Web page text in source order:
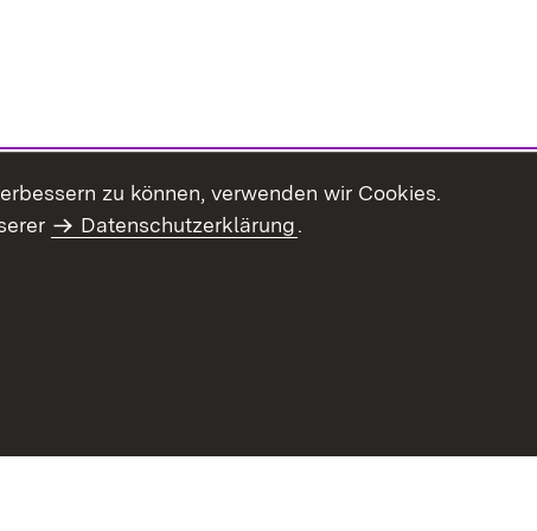
zu können, verwenden wir Cookies.
Datenschutzerklärung.